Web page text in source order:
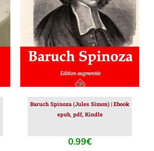
AJOUTER AU PANIER
/
DÉTAILS
Baruch Spinoza (Jules Simon) | Ebook
epub, pdf, Kindle
0.99€